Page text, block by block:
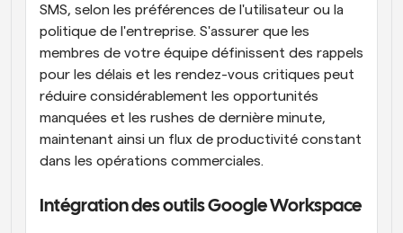
SMS, selon les préférences de l'utilisateur ou la
politique de l'entreprise. S'assurer que les
membres de votre équipe définissent des rappels
pour les délais et les rendez-vous critiques peut
réduire considérablement les opportunités
manquées et les rushes de dernière minute,
maintenant ainsi un flux de productivité constant
dans les opérations commerciales.
Intégration des outils Google Workspace